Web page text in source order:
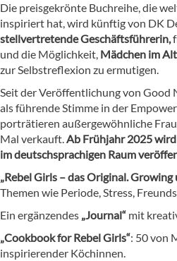
Die preisgekrönte Buchreihe, die
inspiriert hat, wird künftig von DK
stellvertretende Geschäftsführerin,
und die Möglichkeit, Mädchen im
zur Selbstreflexion zu ermutigen.
Seit der Veröffentlichung von Good
als führende Stimme in der
porträtieren außergewöhnliche
Mal verkauft.Ab Frühjahr 2025 wird
im deutschsprachigen Raum
„Rebel Girls – das Original.
Themen wie Periode, Stress,
Ein ergänzendes „Journal“ mit
„Cookbook for Rebel Girls“: 50 von
inspirierender Köchinnen.